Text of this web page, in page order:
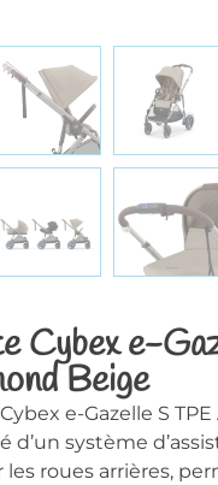
Cybex e-
Beige
e-Gazelle S
d’un système
les roues arrières,